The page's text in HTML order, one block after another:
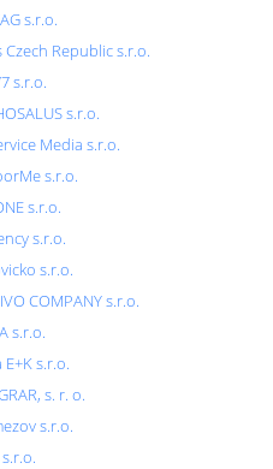
s.r.o.
Czech Republic s.r.o.
s.r.o.
s.r.o.
Media s.r.o.
s.r.o.
s.r.o.
s.r.o.
s.r.o.
COMPANY s.r.o.
s.r.o.
E+K s.r.o.
s. r. o.
s.r.o.